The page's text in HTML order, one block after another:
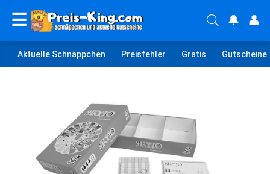
☰ 🔔 👤
Aktuelle Schnäppchen Preisfehler Gratis Gutscheine